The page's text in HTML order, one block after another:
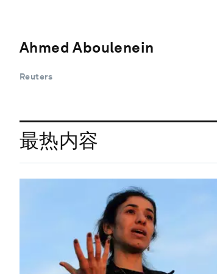
Ahmed Aboulenein
Reuters
最热内容